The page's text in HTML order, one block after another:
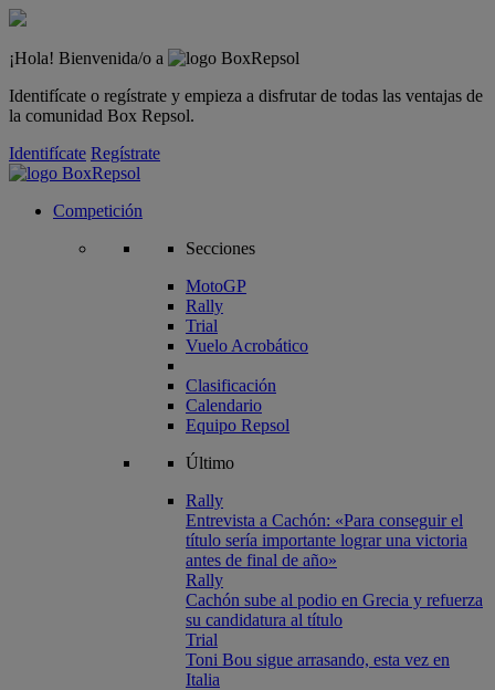
¡Hola! Bienvenida/o a
Identifícate o regístrate y empieza a disfrutar de todas las ventajas de
la comunidad Box Repsol.
Identifícate Regístrate
Competición
Secciones
MotoGP
Rally
Trial
Vuelo Acrobático
Clasificación
Calendario
Equipo Repsol
Último
Rally
Entrevista a Cachón: «Para conseguir el
título sería importante lograr una victoria
antes de final de año»
Rally
Cachón sube al podio en Grecia y refuerza
su candidatura al título
Trial
Toni Bou sigue arrasando, esta vez en
Italia